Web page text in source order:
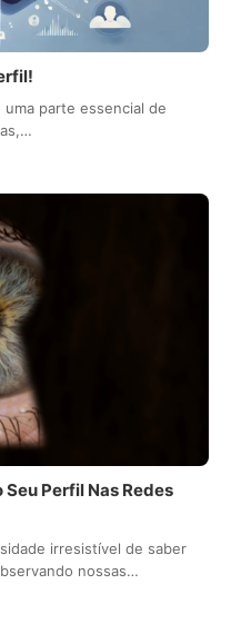
parte essencial de
Perfil Nas Redes
irresistível de saber
nossas…